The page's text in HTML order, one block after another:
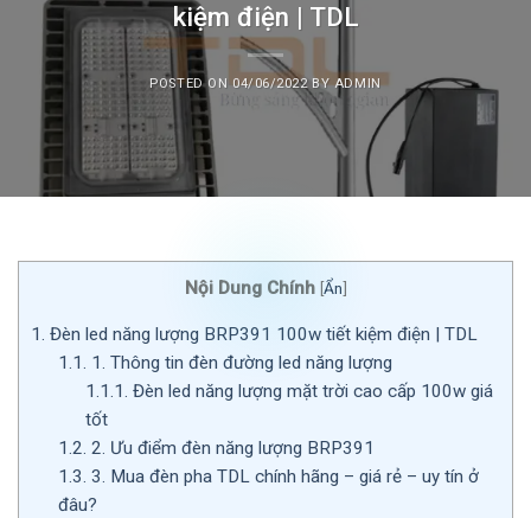
kiệm điện | TDL
POSTED ON04/06/2022BYADMIN
Nội Dung Chính [Ẩn]
1. Đèn led năng lượng BRP391 100w tiết kiệm điện | TDL
1.1. 1. Thông tin đèn đường led năng lượng
1.1.1. Đèn led năng lượng mặt trời cao cấp 100w giá
tốt
1.2. 2. Ưu điểm đèn năng lượng BRP391
1.3. 3. Mua đèn pha TDL chính hãng – giá rẻ – uy tín ở
đâu?